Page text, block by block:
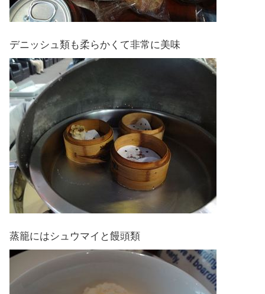
デニッシュ類も柔らかくて非常に美味
蒸籠にはシュウマイと饅頭類